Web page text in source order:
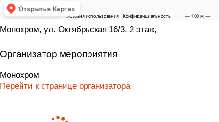
Монохром, ул. Октябрьская 16/3, 2 этаж,
Организатор мероприятия
Монохром
Перейти к странице организатора